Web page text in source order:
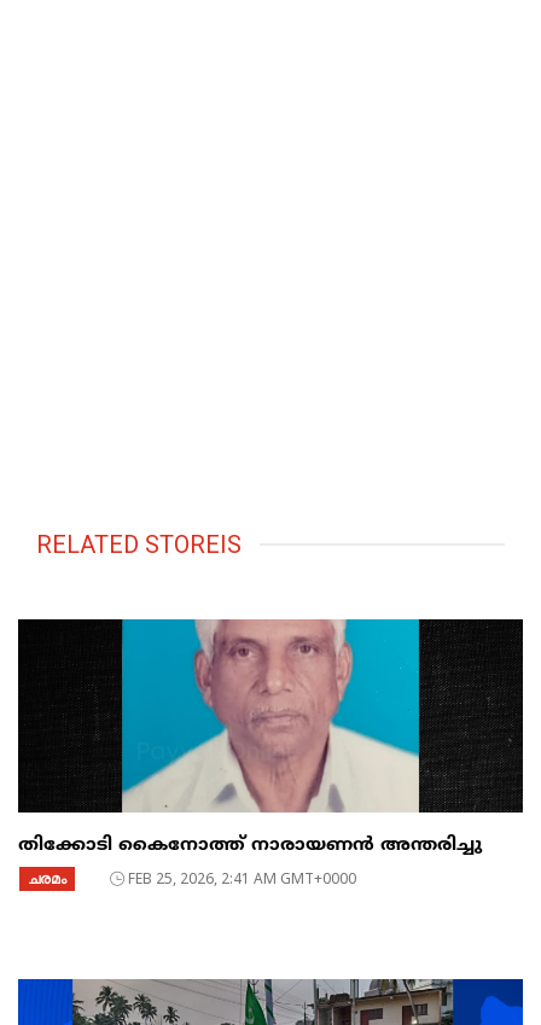
RELATED STOREIS
തിക്കോടി കൈനോത്ത് നാരായണൻ അന്തരിച്ചു
ചരമം FEB 25, 2026, 2:41 AM GMT+0000